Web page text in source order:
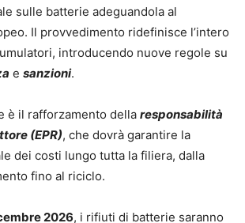
sulle batterie adeguandola al
Il provvedimento ridefinisce l’intero
introducendo nuove regole su
e sanzioni.
è il rafforzamento della responsabilità
(EPR), che dovrà garantire la
dei costi lungo tutta la filiera, dalla
fino al riciclo.
2026, i rifiuti di batterie saranno